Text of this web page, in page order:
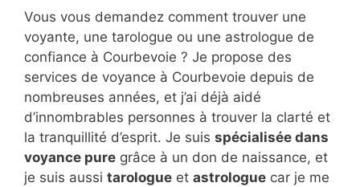
Vous vous demandez comment trouver une
voyante, une tarologue ou une astrologue de
confiance à Courbevoie ? Je propose des
services de voyance à Courbevoie depuis de
nombreuses années, et j’ai déjà aidé
d’innombrables personnes à trouver la clarté et
la tranquillité d’esprit. Je suis spécialisée dans
voyance pure grâce à un don de naissance, et
je suis aussi tarologue et astrologue car je me